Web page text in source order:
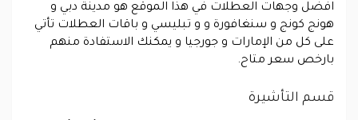
افضل وجهات العطلات في هذا الموقع هو مدينة دبي و
هونج كونج و سنغافورة و و تبليسي و باقات العطلات تأتي
على كل من الإمارات و جورجيا و يمكنك الاستفادة منهم
بارخص سعر متاح.
قسم التأشيرة